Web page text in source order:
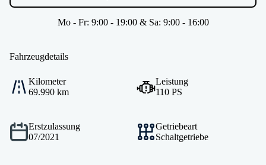
Mo - Fr: 9:00 - 19:00 & Sa: 9:00 - 16:00
Fahrzeugdetails
Kilometer
69.990 km
Leistung
110 PS
Erstzulassung
07/2021
Getriebeart
Schaltgetriebe